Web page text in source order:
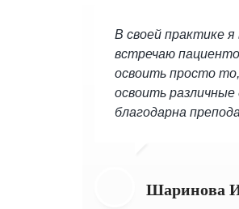
В своей практике
встречаю
освоить просто
освоить
благодарна
Шаринова